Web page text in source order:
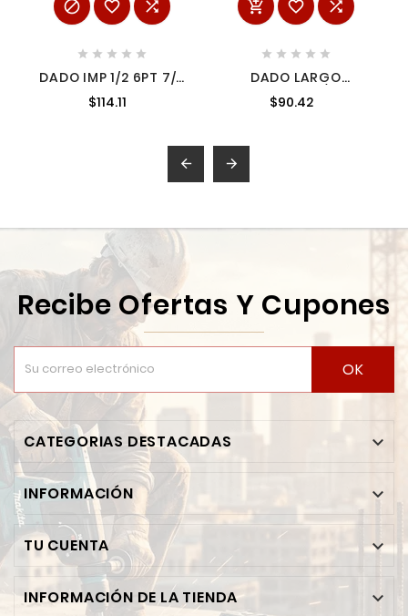
  
    
DADO IMP 1/2 6PT 7/8
URR-7428-H
$114.11
  
    
DADO LARGO
CUADRO DE 1/2" 12
PUNTAS EN PULGADAS
$90.42
 
Recibe Ofertas Y Cupones
OK
CATEGORIAS DESTACADAS 
INFORMACIÓN 
TU CUENTA 
INFORMACIÓN DE LA TIENDA 